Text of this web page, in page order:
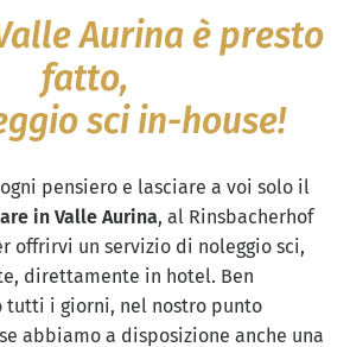
Aurina è presto
fatto,
sci in-house!
pensiero e lasciare a voi solo il
in Valle Aurina, al Rinsbacherhof
offrirvi un servizio di noleggio sci,
direttamente in hotel. Ben
tutti i giorni, nel nostro punto
abbiamo a disposizione anche una